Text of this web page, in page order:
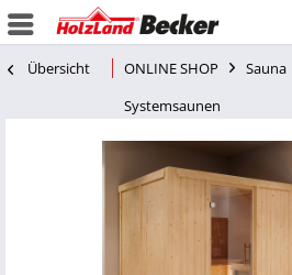
Übersicht ONLINE SHOP Sauna
Systemsaunen